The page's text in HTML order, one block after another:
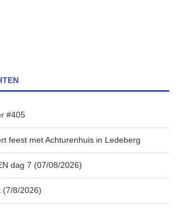
#405
feest met Achturenhuis in Ledeberg
dag 7 (07/08/2026)
(7/8/2026)